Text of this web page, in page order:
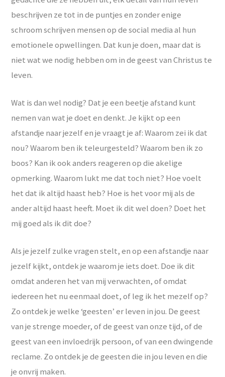
beschrijven ze tot in de puntjes en zonder enige
schroom schrijven mensen op de social media al hun
emotionele opwellingen. Dat kun je doen, maar dat is
niet wat we nodig hebben om in de geest van Christus te
leven.
Wat is dan wel nodig? Dat je een beetje afstand kunt
nemen van wat je doet en denkt. Je kijkt op een
afstandje naar jezelf en je vraagt je af: Waarom zei ik dat
nou? Waarom ben ik teleurgesteld? Waarom ben ik zo
boos? Kan ik ook anders reageren op die akelige
opmerking. Waarom lukt me dat toch niet? Hoe voelt
het dat ik altijd haast heb? Hoe is het voor mij als de
ander altijd haast heeft. Moet ik dit wel doen? Doet het
mij goed als ik dit doe?
Als je jezelf zulke vragen stelt, en op een afstandje naar
jezelf kijkt, ontdek je waarom je iets doet. Doe ik dit
omdat anderen het van mij verwachten, of omdat
iedereen het nu eenmaal doet, of leg ik het mezelf op?
Zo ontdek je welke ‘geesten’ er leven in jou. De geest
van je strenge moeder, of de geest van onze tijd, of de
geest van een invloedrijk persoon, of van een dwingende
reclame. Zo ontdek je de geesten die in jou leven en die
je onvrij maken.